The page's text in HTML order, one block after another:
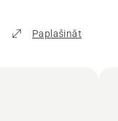
Paplašināt